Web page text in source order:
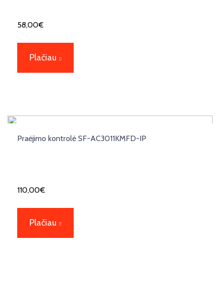
58,00€
Plačiau
Praėjimo kontrolė SF-AC3011KMFD-IP
110,00€
Plačiau